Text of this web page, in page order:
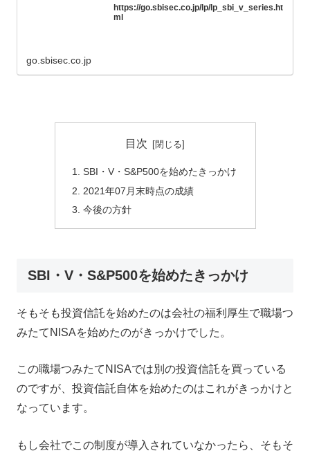
https://go.sbisec.co.jp/lp/lp_sbi_v_series.ht
ml
go.sbisec.co.jp
目次
SBI・V・S&P500を始めたきっかけ
2021年07月末時点の成績
今後の方針
SBI・V・S&P500を始めたきっかけ
そもそも投資信託を始めたのは会社の福利厚生で職場つ
みたてNISAを始めたのがきっかけでした。
この職場つみたてNISAでは別の投資信託を買っている
のですが、投資信託自体を始めたのはこれがきっかけと
なっています。
もし会社でこの制度が導入されていなかったら、そもそ